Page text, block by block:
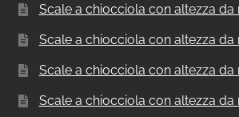
Scale a chiocciola con altezza da
Scale a chiocciola con altezza da
Scale a chiocciola con altezza da
Scale a chiocciola con altezza da